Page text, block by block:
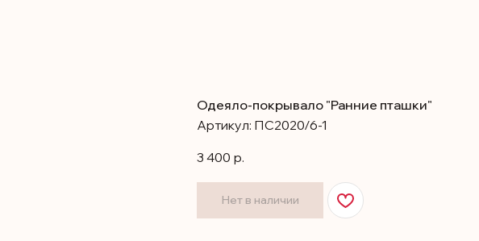
Одеяло-покрывало "Ранние пташки"
Артикул: ПС2020/6-1
3 400 р.
Нет в наличии